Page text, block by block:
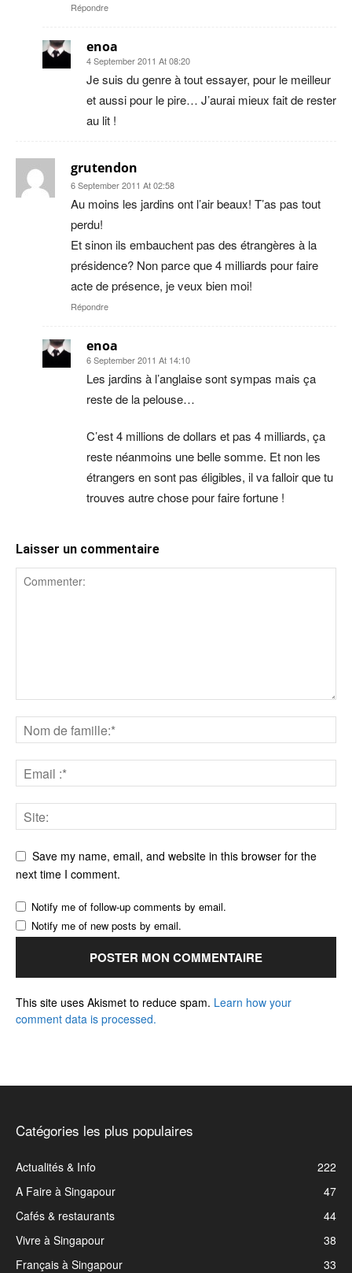
Répondre
enoa
4 September 2011 At 08:20
Je suis du genre à tout essayer, pour le meilleur
et aussi pour le pire… J’aurai mieux fait de rester
au lit !
grutendon
6 September 2011 At 02:58
Au moins les jardins ont l’air beaux! T’as pas tout
perdu!
Et sinon ils embauchent pas des étrangères à la
présidence? Non parce que 4 milliards pour faire
acte de présence, je veux bien moi!
Répondre
enoa
6 September 2011 At 14:10
Les jardins à l’anglaise sont sympas mais ça
reste de la pelouse…
C’est 4 millions de dollars et pas 4 milliards, ça
reste néanmoins une belle somme. Et non les
étrangers en sont pas éligibles, il va falloir que tu
trouves autre chose pour faire fortune !
Laisser un commentaire
Save my name, email, and website in this browser for the
next time I comment.
Notify me of follow-up comments by email.
Notify me of new posts by email.
This site uses Akismet to reduce spam. Learn how your
comment data is processed.
Catégories les plus populaires
Actualités & Info
222
A Faire à Singapour
47
Cafés & restaurants
44
Vivre à Singapour
38
Français à Singapour
33